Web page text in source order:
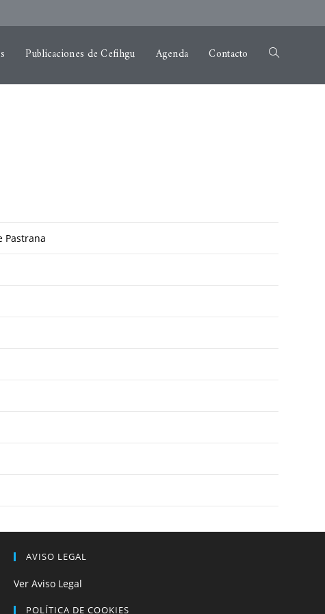
Publicaciones de Cefihgu Agenda Contacto
Pastrana
AVISO LEGAL
Ver Aviso Legal
POLÍTICA DE COOKIES